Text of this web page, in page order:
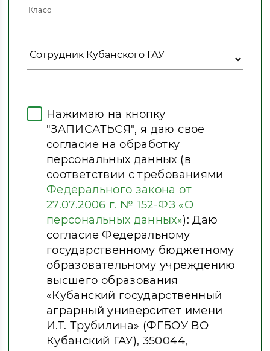
Нажимаю на кнопку
"ЗАПИСАТЬСЯ", я даю свое
согласие на обработку
персональных данных (в
соответствии с требованиями
Федерального закона от
27.07.2006 г. № 152-ФЗ «О
персональных данных»): Даю
согласие Федеральному
государственному бюджетному
образовательному учреждению
высшего образования
«Кубанский государственный
аграрный университет имени
И.Т. Трубилина» (ФГБОУ ВО
Кубанский ГАУ), 350044,